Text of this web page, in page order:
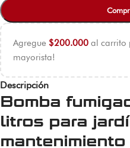
Agregue $200.000 al carrito
mayorista!
Descripción
Bomba
litros para
mantenimiento